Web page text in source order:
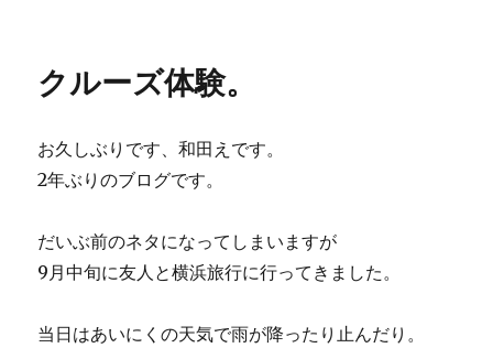
ー
クルーズ体験。
お久しぶりです、和田えです。
2年ぶりのブログです。
だいぶ前のネタになってしまいますが
9月中旬に友人と横浜旅行に行ってきました。
当日はあいにくの天気で雨が降ったり止んだり。